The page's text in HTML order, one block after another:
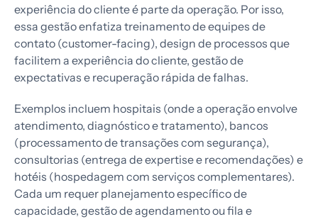
experiência do cliente é parte da operação. Por isso,
essa gestão enfatiza treinamento de equipes de
contato (customer-facing), design de processos que
facilitem a experiência do cliente, gestão de
expectativas e recuperação rápida de falhas.
Exemplos incluem hospitais (onde a operação envolve
atendimento, diagnóstico e tratamento), bancos
(processamento de transações com segurança),
consultorias (entrega de expertise e recomendações) e
hotéis (hospedagem com serviços complementares).
Cada um requer planejamento específico de
capacidade, gestão de agendamento ou fila e